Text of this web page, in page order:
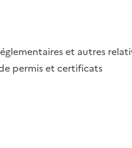
et autres
permis et certificats